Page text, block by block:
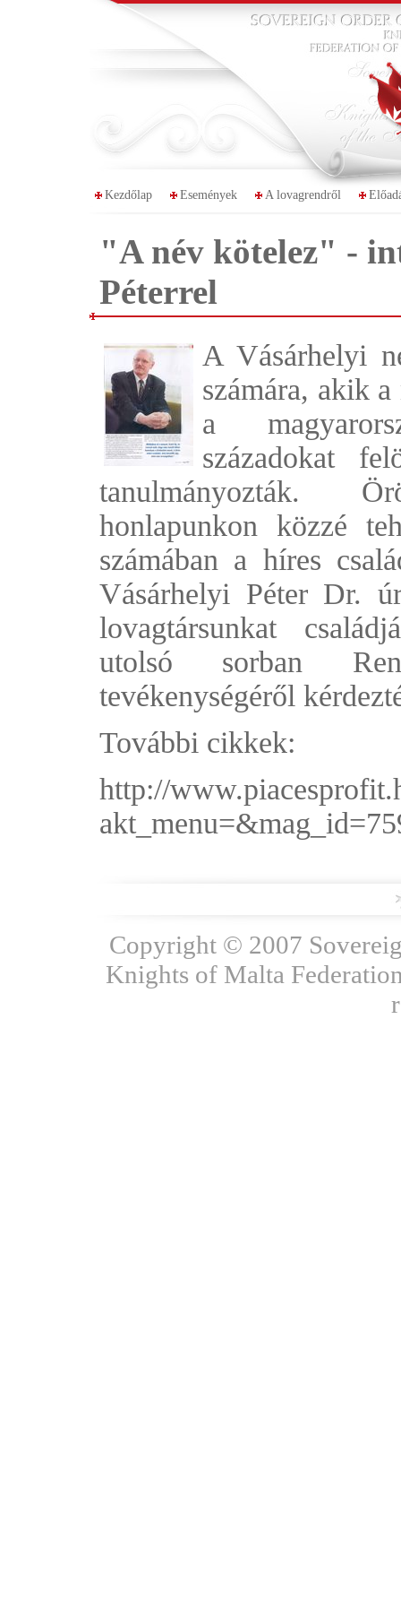
Kezdőlap Események A lovagrendről
"A név kötelez" -
Péterrel
A Vásárhelyi
számára, akik
a
századokat
tanulmányozták.
honlapunkon közzé
számában a híres
Vásárhelyi Péter Dr.
lovagtársunkat
utolsó sorban
tevékenységéről
További cikkek:
http://
Copyright © 2007
Knights of Malta